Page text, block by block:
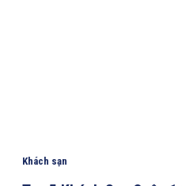
Khách sạn